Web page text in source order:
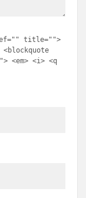
title="">
<em> <i> <q